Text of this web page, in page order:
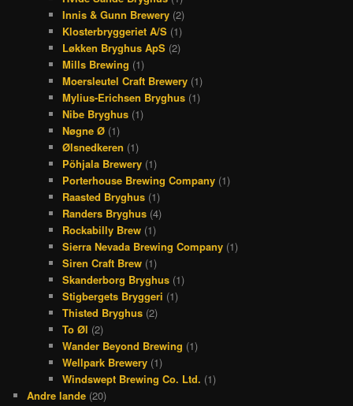
Innis & Gunn Brewery (2)
Klosterbryggeriet A/S (1)
Løkken Bryghus ApS (2)
Mills Brewing (1)
Moersleutel Craft Brewery (1)
Mylius-Erichsen Bryghus (1)
Nibe Bryghus (1)
Nøgne Ø (1)
Ølsnedkeren (1)
Põhjala Brewery (1)
Porterhouse Brewing Company (1)
Raasted Bryghus (1)
Randers Bryghus (4)
Rockabilly Brew (1)
Sierra Nevada Brewing Company (1)
Siren Craft Brew (1)
Skanderborg Bryghus (1)
Stigbergets Bryggeri (1)
Thisted Bryghus (2)
To Øl (2)
Wander Beyond Brewing (1)
Wellpark Brewery (1)
Windswept Brewing Co. Ltd. (1)
Andre lande (20)